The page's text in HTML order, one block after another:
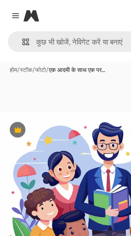
Close menu
Magnific
होम/स्टॉक/फोटो/एक आदमी के साथ एक पर…
Premium